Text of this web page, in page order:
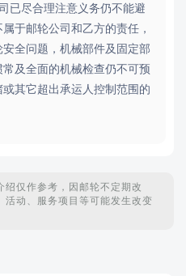
已尽合理注意义务仍不能避
于邮轮公司和乙方的责任，
全问题，机械部件及固定部
及全面的机械检查仍不可预
其它超出承运人控制范围的
绍仅作参考，因邮轮不定期改
动、服务项目等可能发生改变